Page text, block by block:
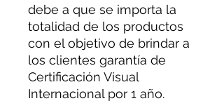
debe a que se importa la
totalidad de los productos
con el objetivo de brindar a
los clientes garantía de
Certificación Visual
Internacional por 1 año.